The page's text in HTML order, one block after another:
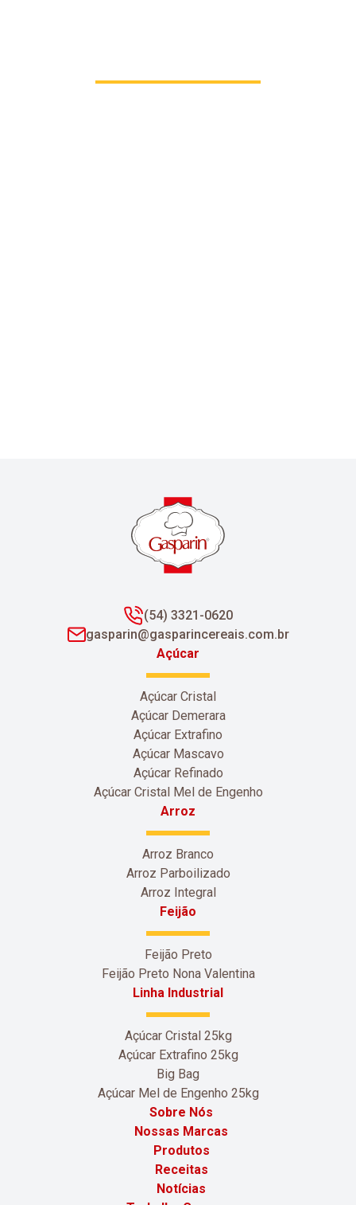
(54) 3321-0620
gasparin@gasparincereais.com.br
Açúcar
Açúcar Cristal
Açúcar Demerara
Açúcar Extrafino
Açúcar Mascavo
Açúcar Refinado
Açúcar Cristal Mel de Engenho
Arroz
Arroz Branco
Arroz Parboilizado
Arroz Integral
Feijão
Feijão Preto
Feijão Preto Nona Valentina
Linha Industrial
Açúcar Cristal 25kg
Açúcar Extrafino 25kg
Big Bag
Açúcar Mel de Engenho 25kg
Sobre Nós
Nossas Marcas
Produtos
Receitas
Notícias